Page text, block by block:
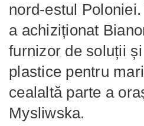
nord-estul
a achiziționat
furnizor de soluții
plastice pentru
cealaltă parte a
Mysliwska.